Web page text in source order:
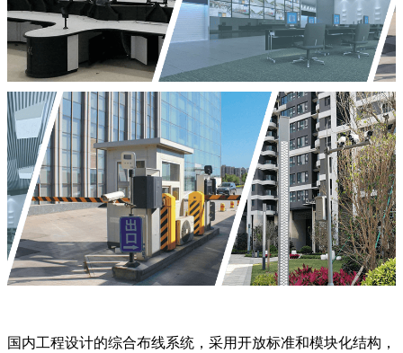
国内工程设计的综合布线系统，采用开放标准和模块化结构，